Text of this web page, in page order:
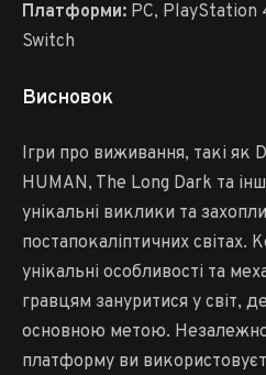
Платформи: PC, PlayStation
Switch
Висновок
Ігри про виживання, такі як
HUMAN, The Long Dark та
унікальні виклики та
постапокаліптичних світах.
унікальні особливості та
гравцям зануритися у світ,
основною метою. Незалежно
платформу ви